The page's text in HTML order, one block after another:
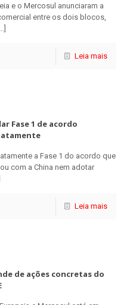
e o Mercosul anunciaram a
entre os dois blocos,
Leia mais
Fase 1 de acordo
a Fase 1 do acordo que
com a China nem adotar
Leia mais
de ações concretas do